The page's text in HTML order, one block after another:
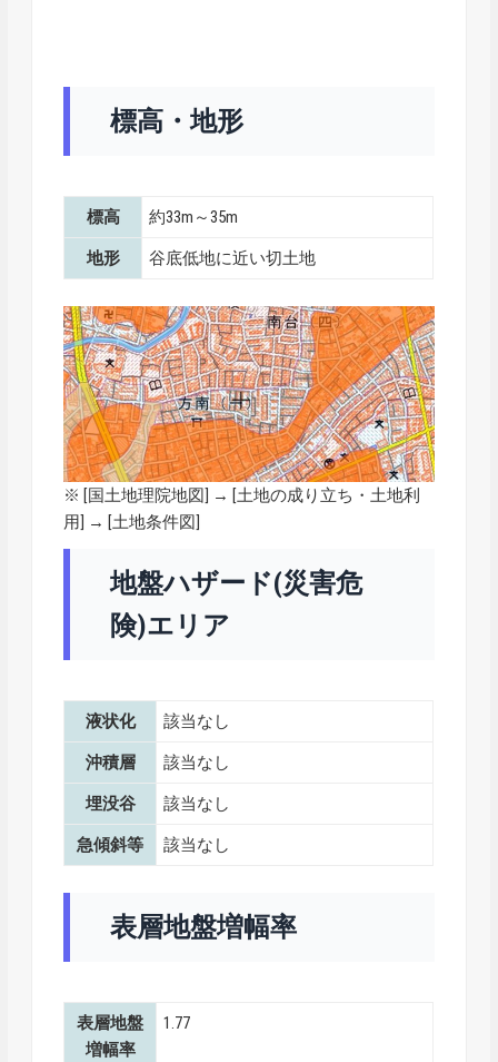
標高・地形
標高 約33m～35m
地形 谷底低地に近い切土地
※ [ 国土地理院地図
] → [土地の成り立ち・土地利
用] → [土地条件図]
地盤ハザード(災害危
険)エリア
液状化 該当なし
沖積層 該当なし
埋没谷 該当なし
急傾斜等 該当なし
表層地盤増幅率
表層地盤
増幅率
1.77